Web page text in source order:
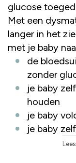
glucose
Met een
langer in het
met je baby
de
zonder
je baby
houden
je baby
je baby